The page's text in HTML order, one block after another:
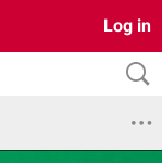
Log in